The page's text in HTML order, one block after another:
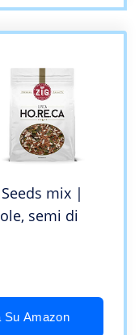
mix |
semi di
Su Amazon